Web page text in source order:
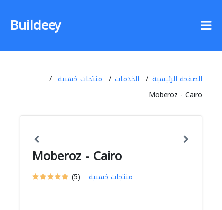
Buildeey
الصفحة الرئيسية الخدمات
منتجات خشبية
Moberoz - Cairo
Moberoz - Cairo
(5) منتجات خشبية